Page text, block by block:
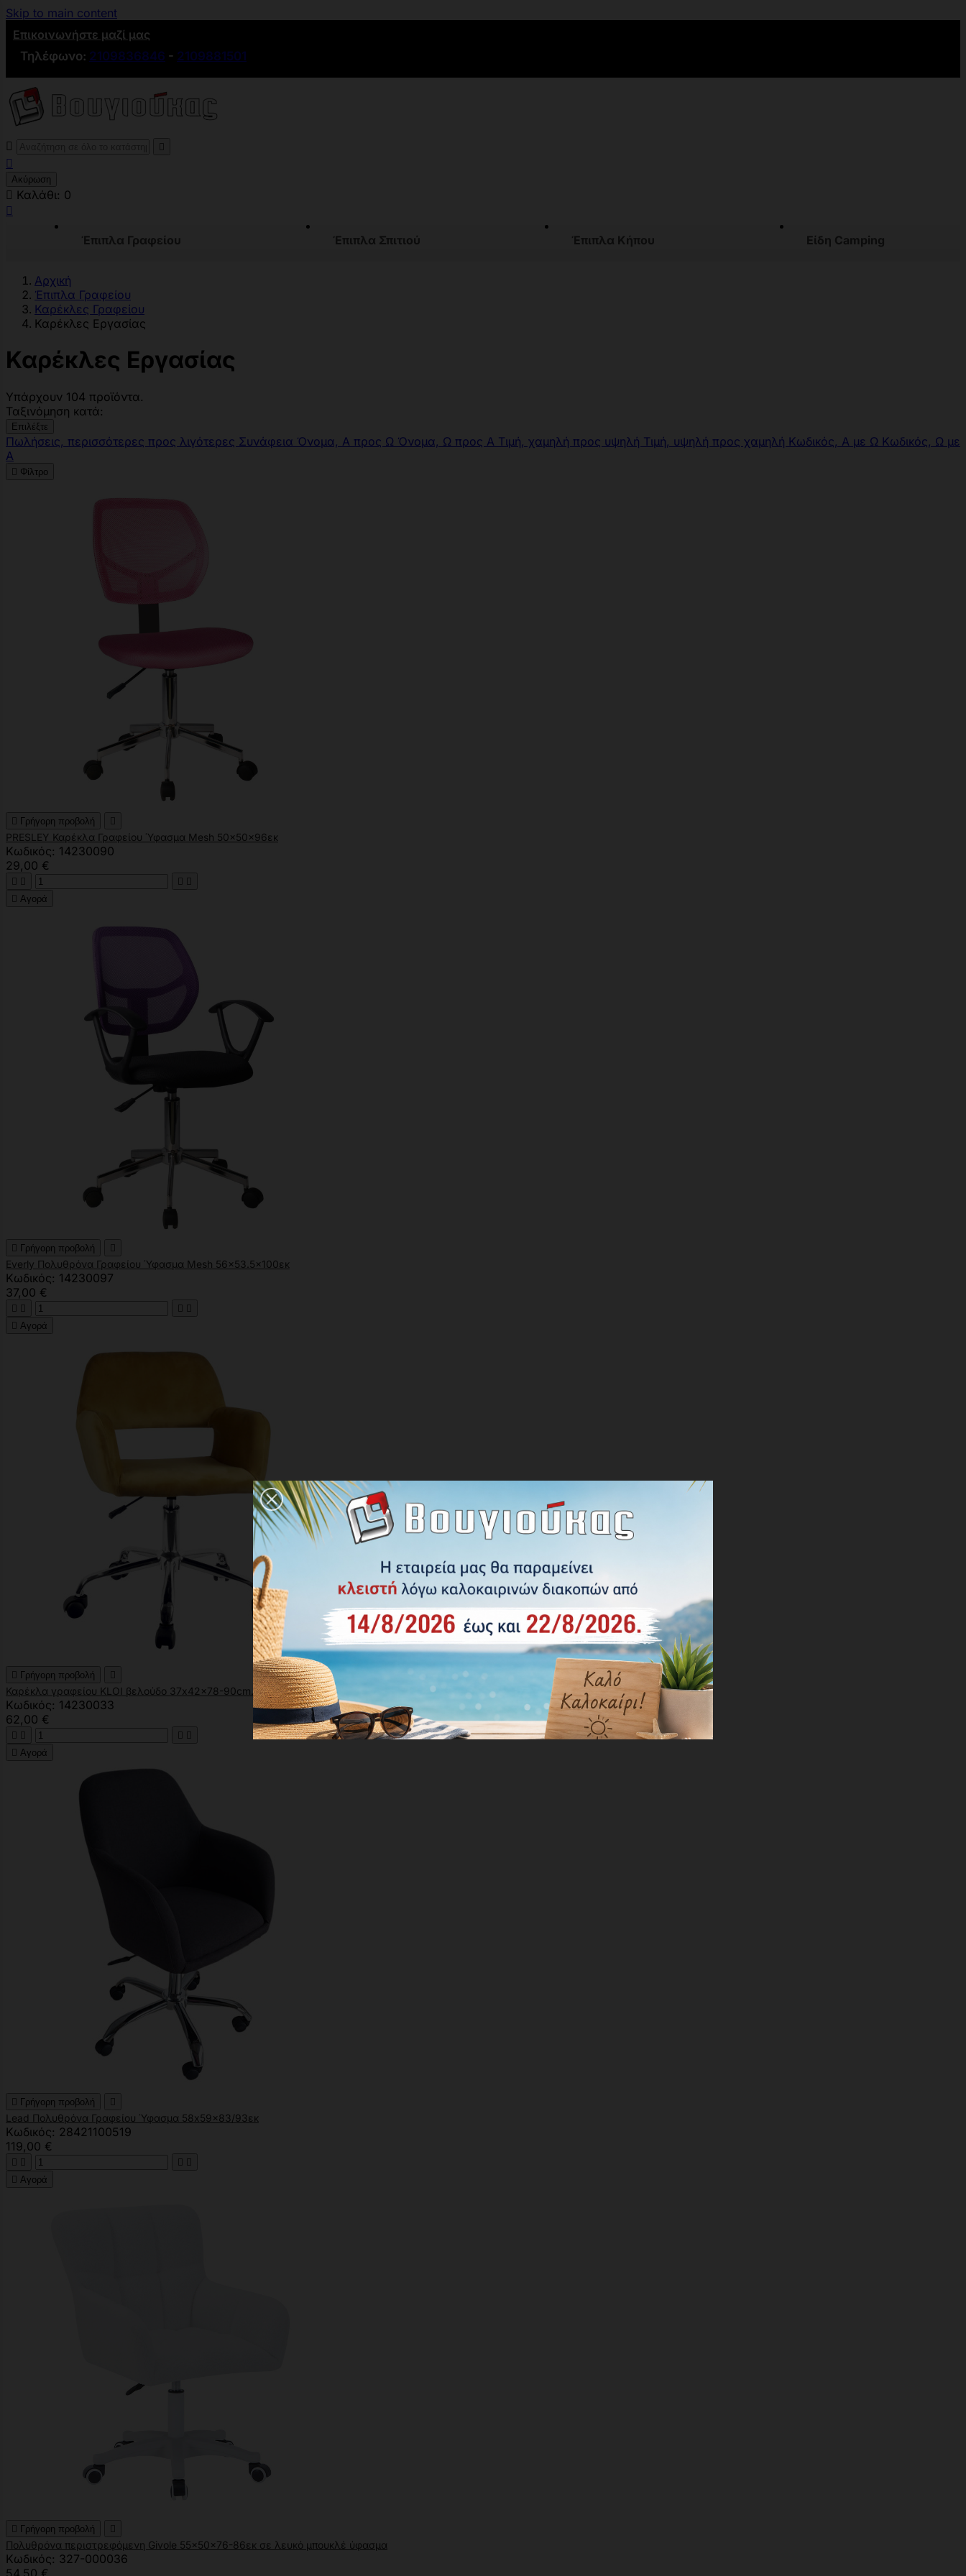
Skip to main content
Επικοινωνήστε μαζί μας
Τηλέφωνο: 2109836846 - 2109881501
 

Ακύρωση
 Καλάθι: 0

Έπιπλα Γραφείου Έπιπλα Σπιτιού Έπιπλα Κήπου Είδη Camping
Αρχική
Έπιπλα Γραφείου
Καρέκλες Γραφείου
Καρέκλες Εργασίας
Καρέκλες Εργασίας
Υπάρχουν 104 προϊόντα.
Ταξινόμηση κατά:
Επιλέξτε
Πωλήσεις, περισσότερες προς λιγότερες Συνάφεια Όνομα, Α προς Ω Όνομα, Ω προς Α Τιμή, χαμηλή προς υψηλή Τιμή, υψηλή προς χαμηλή Κωδικός, Α με Ω Κωδικός, Ω με
Α
 Φίλτρο
 Γρήγορη προβολή 
PRESLEY Καρέκλα Γραφείου Ύφασμα Mesh 50x50x96εκ
Κωδικός: 14230090
29,00 €
   
 Αγορά
 Γρήγορη προβολή 
Everly Πολυθρόνα Γραφείου Ύφασμα Mesh 56x53.5x100εκ
Κωδικός: 14230097
37,00 €
   
 Αγορά
 Γρήγορη προβολή 
Καρέκλα γραφείου KLOI βελούδο 37x42x78-90cm.
Κωδικός: 14230033
62,00 €
   
 Αγορά
 Γρήγορη προβολή 
Lead Πολυθρόνα Γραφείου Ύφασμα 58x59x83/93εκ
Κωδικός: 28421100519
119,00 €
   
 Αγορά
 Γρήγορη προβολή 
Πολυθρόνα περιστρεφόμενη Givole 55x50x76-86εκ σε λευκό μπουκλέ ύφασμα
Κωδικός: 327-000036
54,50 €